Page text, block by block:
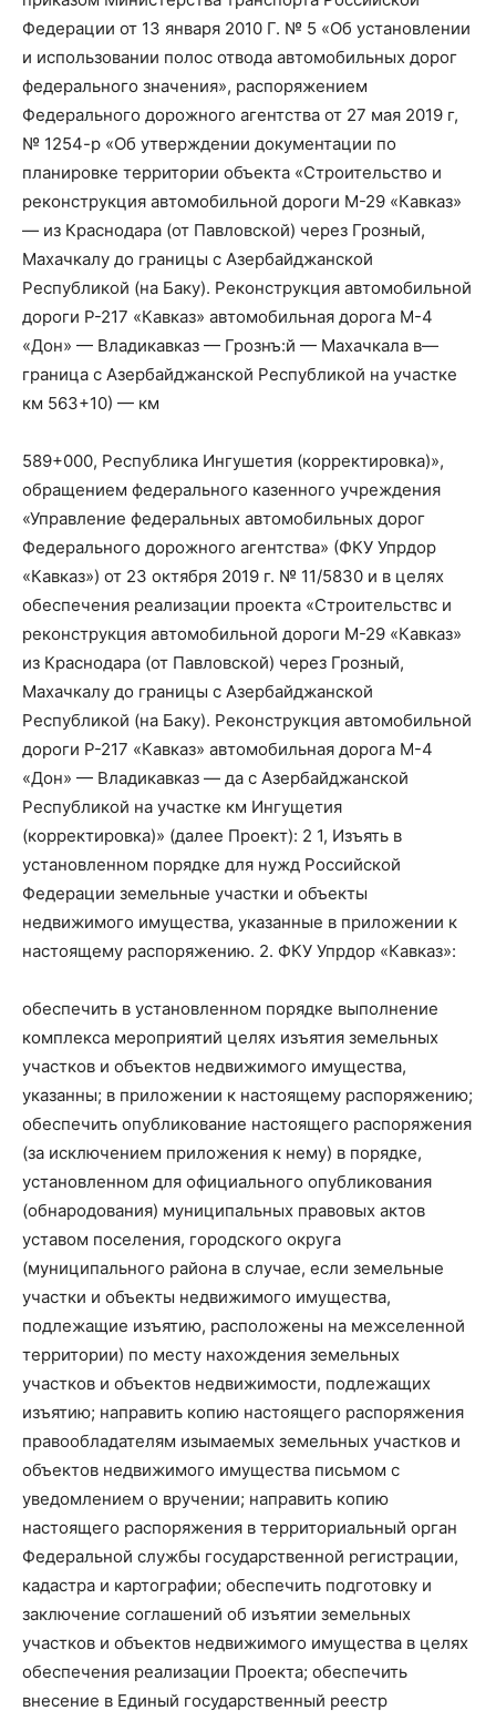
Федерации от 13 января 2010 Г. № 5 «Об установлении
и использовании полос отвода автомобильных дорог
федерального значения», распоряжением
Федерального дорожного агентства от 27 мая 2019 г,
№ 1254-р «Об утверждении документации по
планировке территории объекта «Строительство и
реконструкция автомобильной дороги М-29 «Кавказ»
— из Краснодара (от Павловской) через Грозный,
Махачкалу до границы с Азербайджанской
Республикой (на Баку). Реконструкция автомобильной
дороги Р-217 «Кавказ» автомобильная дорога М-4
«Дон» — Владикавказ — Грознъ:й — Махачкала в—
граница с Азербайджанской Республикой на участке
км 563+10) — км
589+000, Республика Ингушетия (корректировка)»,
обращением федерального казенного учреждения
«Управление федеральных автомобильных дорог
Федерального дорожного агентства» (ФКУ Упрдор
«Кавказ») от 23 октября 2019 г. № 11/5830 и в целях
обеспечения реализации проекта «Строительствс и
реконструкция автомобильной дороги М-29 «Кавказ»
из Краснодара (от Павловской) через Грозный,
Махачкалу до границы с Азербайджанской
Республикой (на Баку). Реконструкция автомобильной
дороги Р-217 «Кавказ» автомобильная дорога М-4
«Дон» — Владикавказ — да с Азербайджанской
Республикой на участке км Ингущетия
(корректировка)» (далее Проект): 2 1, Изъять в
установленном порядке для нужд Российской
Федерации земельные участки и объекты
недвижимого имущества, указанные в приложении к
настоящему распоряжению. 2. ФКУ Упрдор «Кавказ»:
обеспечить в установленном порядке выполнение
комплекса мероприятий целях изъятия земельных
участков и объектов недвижимого имущества,
указанны; в приложении к настоящему распоряжению;
обеспечить опубликование настоящего распоряжения
(за исключением приложения к нему) в порядке,
установленном для официального опубликования
(обнародования) муниципальных правовых актов
уставом поселения, городского округа
(муниципального района в случае, если земельные
участки и объекты недвижимого имущества,
подлежащие изъятию, расположены на межселенной
территории) по месту нахождения земельных
участков и объектов недвижимости, подлежащих
изъятию; направить копию настоящего распоряжения
правообладателям изымаемых земельных участков и
объектов недвижимого имущества письмом с
уведомлением о вручении; направить копию
настоящего распоряжения в территориальный орган
Федеральной службы государственной регистрации,
кадастра и картографии; обеспечить подготовку и
заключение соглашений об изъятии земельных
участков и объектов недвижимого имущества в целях
обеспечения реализации Проекта; обеспечить
внесение в Единый государственный реестр